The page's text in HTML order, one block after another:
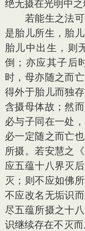
绝无摄在光明中之
若能生之法可
是胎儿所生，胎
胎儿中出生，则
倒；亦应其子后
时，母亦随之而
得外于胎儿而独
含摄母体故；然
必与子同在一处
必一定随之而亡
所摄。若安慧之
应五蕴十八界灭
灭；则不应如佛
不应改名无垢识
尽五蕴所摄之十
识继续存在不灭